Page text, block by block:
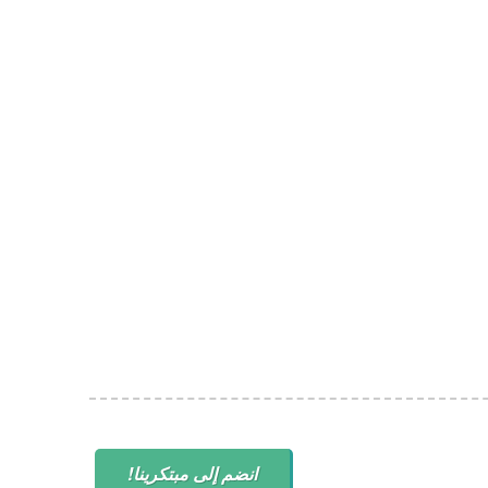
انضم إلى مبتكرينا!